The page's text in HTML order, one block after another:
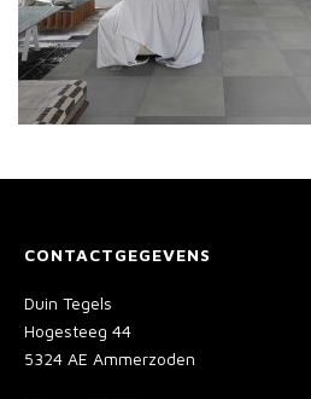
CONTACTGEGEVENS
Duin Tegels
Hogesteeg 44
5324 AE Ammerzoden